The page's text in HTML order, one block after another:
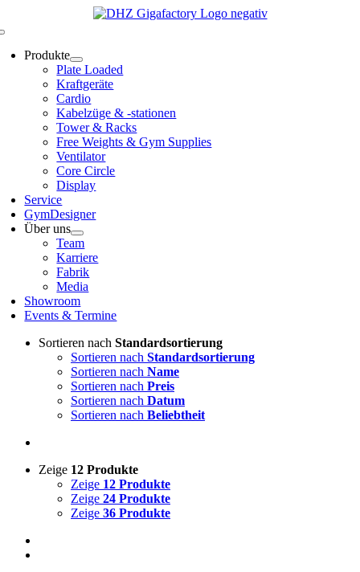
Produkte
Plate Loaded
Kraftgeräte
Cardio
Kabelzüge & -stationen
Tower & Racks
Free Weights & Gym Supplies
Ventilator
Core Circle
Display
Service
GymDesigner
Über uns
Team
Karriere
Fabrik
Media
Showroom
Events & Termine
Sortieren nach Standardsortierung
Sortieren nach Standardsortierung
Sortieren nach Name
Sortieren nach Preis
Sortieren nach Datum
Sortieren nach Beliebtheit
Zeige 12 Produkte
Zeige 12 Produkte
Zeige 24 Produkte
Zeige 36 Produkte